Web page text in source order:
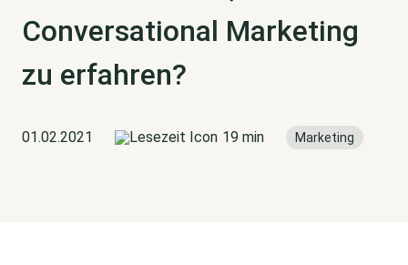
Conversational Marketing
zu erfahren?
01.02.2021 19 min Marketing